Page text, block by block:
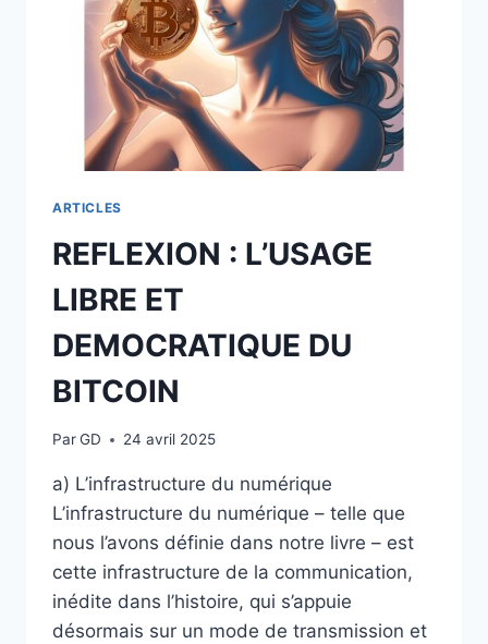
ARTICLES
REFLEXION : L’USAGE
LIBRE ET
DEMOCRATIQUE DU
BITCOIN
ParGD 24 avril 2025
a) L’infrastructure du numérique
L’infrastructure du numérique – telle que
nous l’avons définie dans notre livre – est
cette infrastructure de la communication,
inédite dans l’histoire, qui s’appuie
désormais sur un mode de transmission et